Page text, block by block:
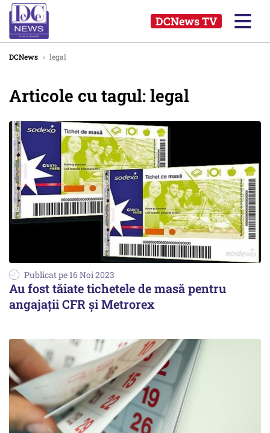
DCNews TV
DCNews › legal
Articole cu tagul: legal
Publicat pe 16 Noi 2023
Au fost tăiate tichetele de masă pentru
angajații CFR și Metrorex